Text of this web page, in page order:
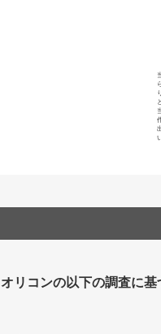
リコンの以下の調査に基